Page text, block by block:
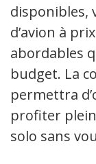
disponibles,
d’avion à
abordables
budget. La
permettra
profiter
solo sans